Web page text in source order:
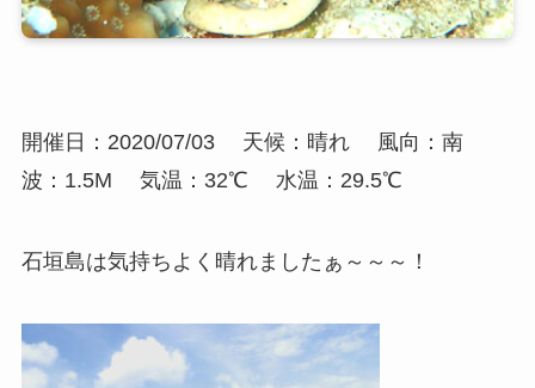
開催日：2020/07/03 天候：晴れ
風向：南
波：1.5M
気温：32℃ 水温：29.5℃
石垣島は気持ちよく晴れましたぁ～～～！